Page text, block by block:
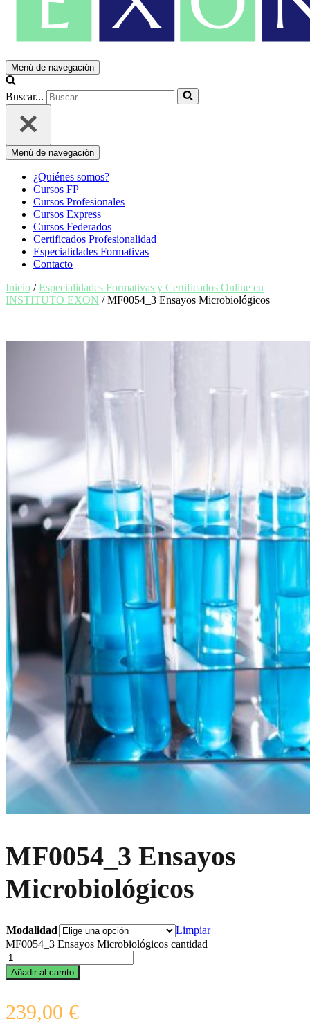
Menú de navegación
Buscar...
Menú de navegación
¿Quiénes somos?
Cursos FP
Cursos Profesionales
Cursos Express
Cursos Federados
Certificados Profesionalidad
Especialidades Formativas
Contacto
Inicio /Especialidades Formativas y Certificados Online en
INSTITUTO EXON / MF0054_3 Ensayos Microbiológicos
MF0054_3 Ensayos
Microbiológicos
Modalidad
Limpiar
MF0054_3 Ensayos Microbiológicos cantidad
Añadir al carrito
239,00 €